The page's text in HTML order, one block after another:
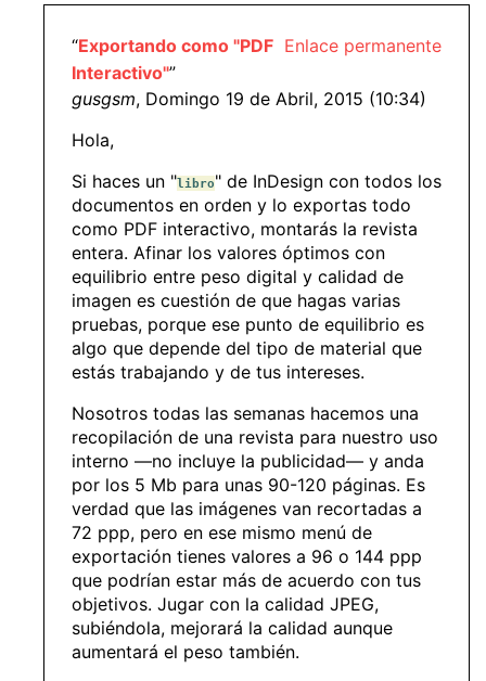
Enlace permanente
“Exportando como "PDF
Interactivo"”
gusgsm, Domingo 19 de Abril, 2015 (10:34)
Hola,
Si haces un "libro" de InDesign con todos los
documentos en orden y lo exportas todo
como PDF interactivo, montarás la revista
entera. Afinar los valores óptimos con
equilibrio entre peso digital y calidad de
imagen es cuestión de que hagas varias
pruebas, porque ese punto de equilibrio es
algo que depende del tipo de material que
estás trabajando y de tus intereses.
Nosotros todas las semanas hacemos una
recopilación de una revista para nuestro uso
interno —no incluye la publicidad— y anda
por los 5 Mb para unas 90-120 páginas. Es
verdad que las imágenes van recortadas a
72 ppp, pero en ese mismo menú de
exportación tienes valores a 96 o 144 ppp
que podrían estar más de acuerdo con tus
objetivos. Jugar con la calidad JPEG,
subiéndola, mejorará la calidad aunque
aumentará el peso también.